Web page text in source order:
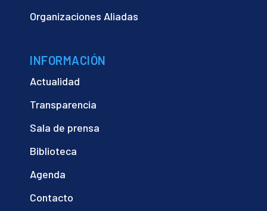
Organizaciones Aliadas
INFORMACIÓN
Actualidad
Transparencia
Sala de prensa
Biblioteca
Agenda
Contacto